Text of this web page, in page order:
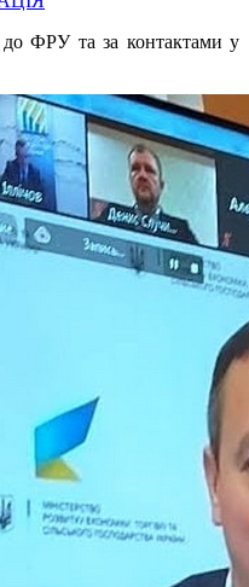
до ФРУ та за контактами у